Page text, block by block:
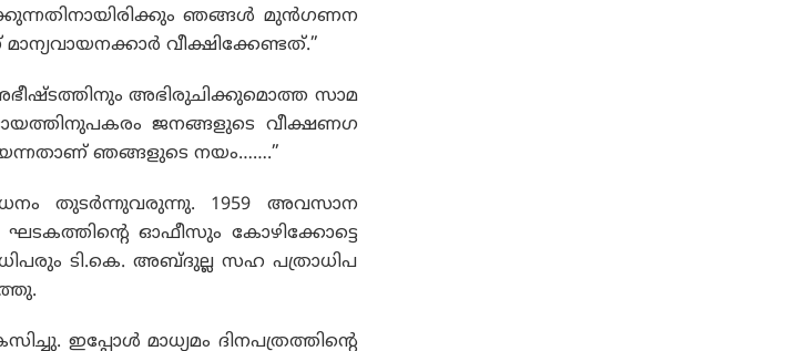
ഞങ്ങള്‍ മുന്‍ഗണന
വീക്ഷിക്കേണ്ടത്.”
അഭിരുചിക്കുമൊത്ത സാമ
ജനങ്ങളുടെ വീക്ഷണഗ
ഞങ്ങളുടെ നയം…….”
തുടര്‍ന്നുവരുന്നു. 1959 അവസാന
ഓഫീസും കോഴിക്കോട്ടെ
ടി.കെ. അബ്ദുല്ല സഹ പത്രാധിപ
ഇപ്പോള്‍ മാധ്യമം ദിനപത്രത്തിന്റെ